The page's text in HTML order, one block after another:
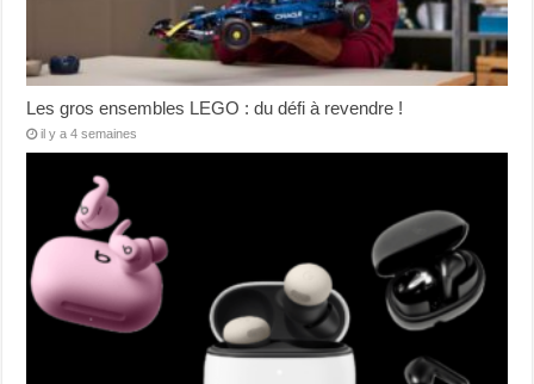
Les gros ensembles LEGO : du défi à revendre !
il y a 4 semaines